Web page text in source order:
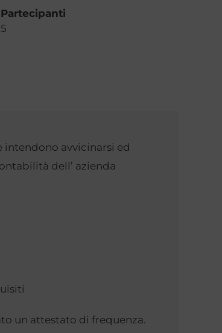
Partecipanti
5
intendono avvicinarsi ed
dell’ azienda
un attestato di frequenza.